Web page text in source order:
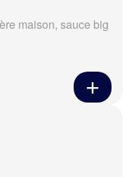
maison, sauce big